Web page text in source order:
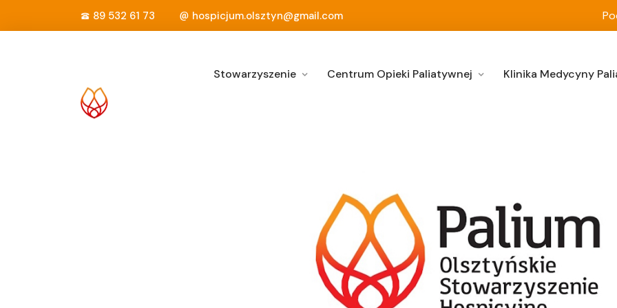
89 532 61 73 hospicjum.olsztyn@gmail.com
Stowarzyszenie Centrum Opieki Paliatywnej Klinika Medycyny